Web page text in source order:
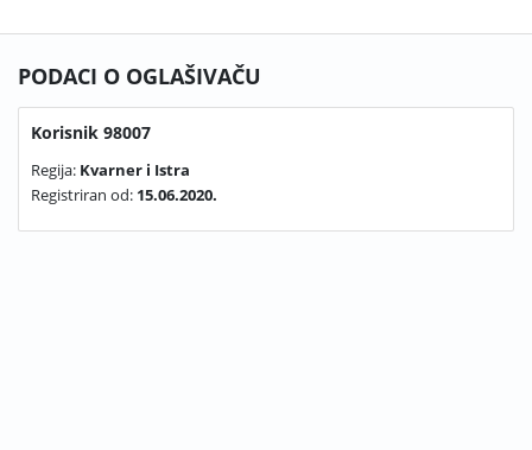
PODACI O OGLAŠIVAČU
Korisnik 98007
Regija: Kvarner i Istra
Registriran od: 15.06.2020.